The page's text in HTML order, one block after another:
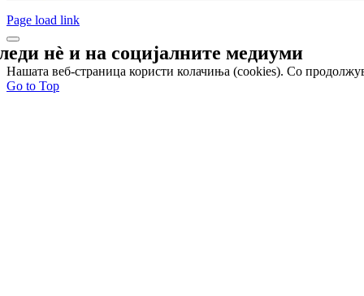
Page load link
нѐ и насоцијалните медиуми
Нашата веб-страница користи колачиња (cookies). Со
Go to Top